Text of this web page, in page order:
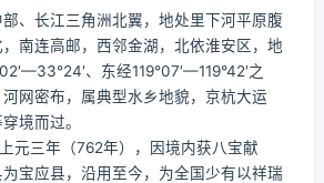
、长江三角洲北翼，地处里下河平原腹
南连高邮，西邻金湖，北依淮安区，地
、东经119°07′—119°42′之
网密布，属典型水乡地貌，京杭大运
境而过。
元三年（762年），因境内获八宝献
宝应县，沿用至今，为全国少有以祥瑞